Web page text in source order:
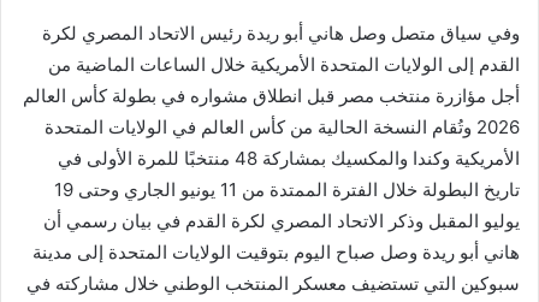
وفي سياق متصل وصل هاني أبو ريدة رئيس الاتحاد المصري لكرة
القدم إلى الولايات المتحدة الأمريكية خلال الساعات الماضية من
أجل مؤازرة منتخب مصر قبل انطلاق مشواره في بطولة كأس العالم
2026 وتُقام النسخة الحالية من كأس العالم في الولايات المتحدة
الأمريكية وكندا والمكسيك بمشاركة 48 منتخبًا للمرة الأولى في
تاريخ البطولة خلال الفترة الممتدة من 11 يونيو الجاري وحتى 19
يوليو المقبل وذكر الاتحاد المصري لكرة القدم في بيان رسمي أن
هاني أبو ريدة وصل صباح اليوم بتوقيت الولايات المتحدة إلى مدينة
سبوكين التي تستضيف معسكر المنتخب الوطني خلال مشاركته في